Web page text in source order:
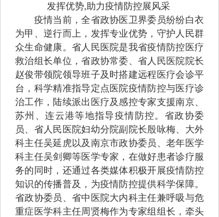
发挥优势,助力疫情防控展风采
疫情当前，全省政协医卫界委员纷纷白衣
为甲、逆行而上，发挥专业优势，守护人民群
众生命健康。省人民医院是我省疫情防控医疗
救治组长单位，省政协常委、省人民医院院长
赵俊带领院领导班子及时搭建远程医疗会诊平
台，科学精准指导定点医院疫情防控与医疗诊
治工作，陆续派出医疗及感控专家支援南京、
苏州、连云港等地指导疫情防控。省政协委
员、省人民医院妇幼分院副院长殷咏梅、大外
科主任吴延虎以及南京市政协委员、老年医学
科主任吴剑卿等医学专家，在做好患者诊疗服
务的同时，还通过各类媒体积极开展疫情防控
知识的传播普及，为疫情防控提供科学保障。
省政协委员、省中医院大内科主任兼呼吸与危
重症医学科主任周贤梅作为专家组组长，牵头